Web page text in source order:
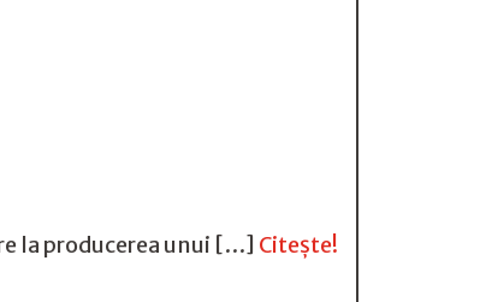
la producerea unui […] Citește!